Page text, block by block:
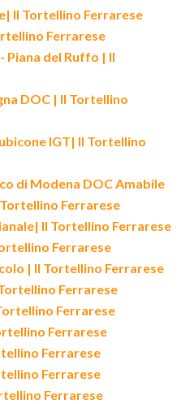
Il Tortellino Ferrarese
Ferrarese
del Ruffo | Il
DOC | Il Tortellino
IGT| Il Tortellino
di Modena DOC Amabile
Ferrarese
Il Tortellino Ferrarese
Ferrarese
| Il Tortellino Ferrarese
Ferrarese
Ferrarese
Ferrarese
Ferrarese
Ferrarese
Ferrarese